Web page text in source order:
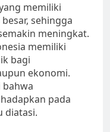
memiliki
sehingga
meningkat.
memiliki
bagi
ekonomi.
pada
diatasi.